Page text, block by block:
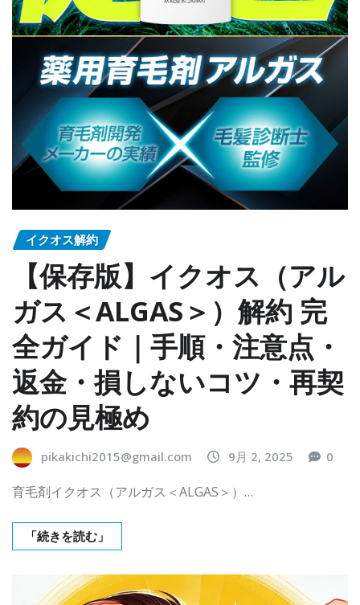
イクオス解約
【保存版】イクオス（アル
ガス＜ALGAS＞）解約 完
全ガイド｜手順・注意点・
返金・損しないコツ・再契
約の見極め
pikakichi2015@gmail.com 9月 2, 2025 0
育毛剤イクオス（アルガス＜ALGAS＞）…
「続きを読む」